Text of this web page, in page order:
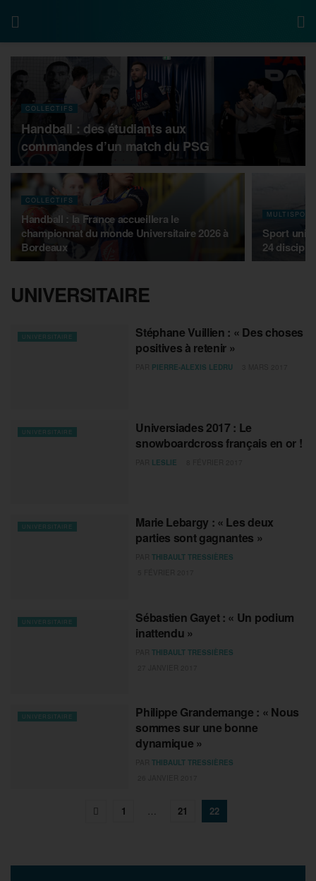
COLLECTIFS
Handball : des étudiants aux
commandes d’un match du PSG
COLLECTIFS
Handball : la France accueillera le
championnat du monde Universitaire 2026 à
Bordeaux
Sport
24
UNIVERSITAIRE
UNIVERSITAIRE
Stéphane Vuillien : « Des choses
positives à retenir »
PIERRE-ALEXIS LEDRU
UNIVERSITAIRE
Universiades 2017 : Le
snowboardcross français en or !
LESLIE
UNIVERSITAIRE
Marie Lebargy : « Les deux
parties sont gagnantes »
THIBAULT TRESSIÈRES
UNIVERSITAIRE
Sébastien Gayet : « Un podium
inattendu »
THIBAULT TRESSIÈRES
UNIVERSITAIRE
Philippe Grandemange : « Nous
sommes sur une bonne
dynamique »
THIBAULT TRESSIÈRES
1 21 22